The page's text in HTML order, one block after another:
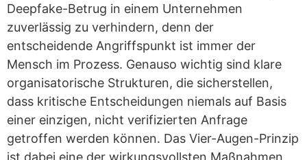
Deepfake-Betrug in einem Unternehmen
zuverlässig zu verhindern, denn der
entscheidende Angriffspunkt ist immer der
Mensch im Prozess. Genauso wichtig sind klare
organisatorische Strukturen, die sicherstellen,
dass kritische Entscheidungen niemals auf Basis
einer einzigen, nicht verifizierten Anfrage
getroffen werden können. Das Vier-Augen-Prinzip
ist dabei eine der wirkungsvollsten Maßnahmen,